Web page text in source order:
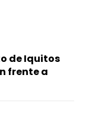
de Iquitos
frente a